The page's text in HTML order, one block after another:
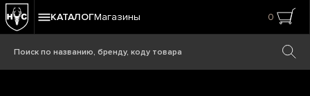
КАТАЛОГМагазины 0